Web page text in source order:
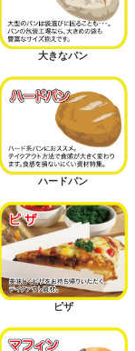
大きなパン
ハードパン
ピザ